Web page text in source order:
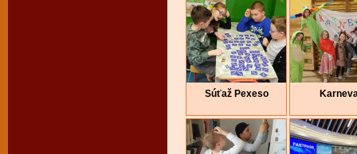
Súťaž Pexeso